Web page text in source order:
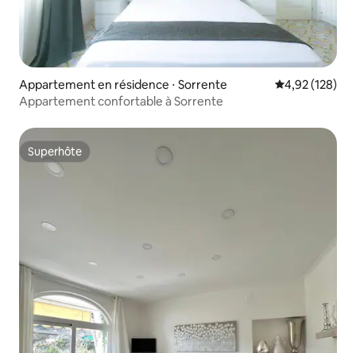
Appartement en résidence ⋅ Sorrente Évaluation
4,92 (128)
Appartement confortable à Sorrente
Superhôte
Superhôte